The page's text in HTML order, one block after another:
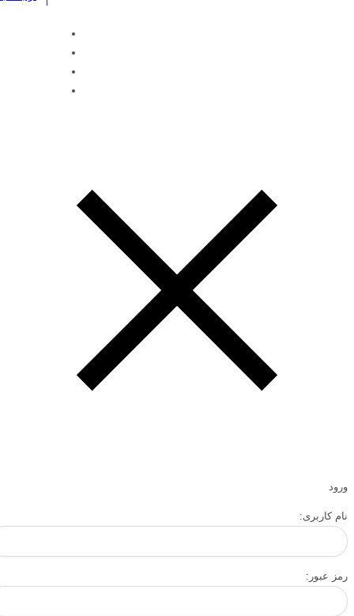
ورود
نام کاربری:
رمز عبور: